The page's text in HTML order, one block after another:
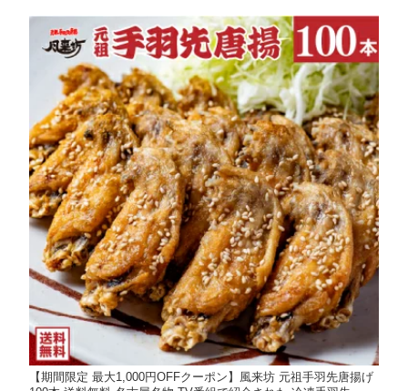
【期間限定 最大1,000円OFFクーポン】風来坊 元祖手羽先唐揚げ